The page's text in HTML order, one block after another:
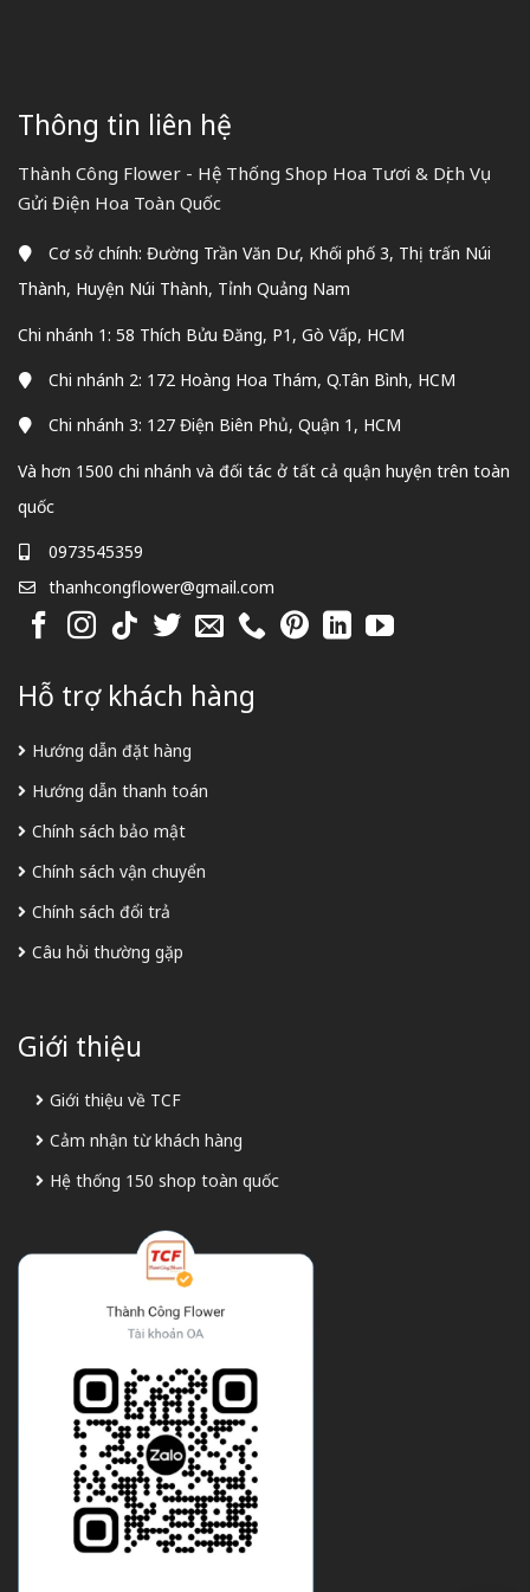
Thông tin liên hệ
Thành Công Flower - Hệ Thống Shop Hoa Tươi & Dịch Vụ
Gửi Điện Hoa Toàn Quốc
Cơ sở chính: Đường Trần Văn Dư, Khối phố 3, Thị trấn Núi
Thành, Huyện Núi Thành, Tỉnh Quảng Nam
Chi nhánh 1: 58 Thích Bửu Đăng, P1, Gò Vấp, HCM
Chi nhánh 2: 172 Hoàng Hoa Thám, Q.Tân Bình, HCM
Chi nhánh 3: 127 Điện Biên Phủ, Quận 1, HCM
Và hơn 1500 chi nhánh và đối tác ở tất cả quận huyện trên toàn
quốc
0973545359
thanhcongflower@gmail.com
Hỗ trợ khách hàng
Hướng dẫn đặt hàng
Hướng dẫn thanh toán
Chính sách bảo mật
Chính sách vận chuyển
Chính sách đổi trả
Câu hỏi thường gặp
Giới thiệu
Giới thiệu về TCF
Cảm nhận từ khách hàng
Hệ thống 150 shop toàn quốc